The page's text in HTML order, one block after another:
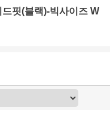
핏(블랙)-빅사이즈 W